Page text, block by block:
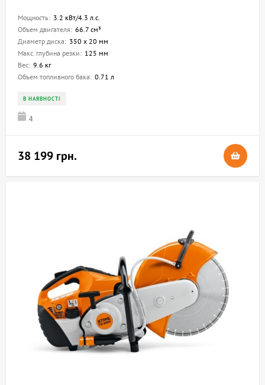
Мощность: 3.2 кВт/4.3 л.с.
Объем двигателя: 66.7 см³
Диаметр диска: 350 х 20 мм
Макс. глубина резки: 125 мм
Вес: 9.6 кг
Объем топливного бака: 0.71 л
В НАЯВНОСТІ
4
38 199 грн.